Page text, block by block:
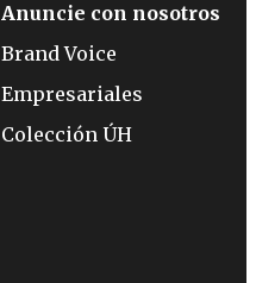
Anuncie con nosotros
Brand Voice
Empresariales
Colección ÚH